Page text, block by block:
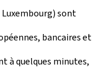
sont
bancaires et
à quelques minutes,